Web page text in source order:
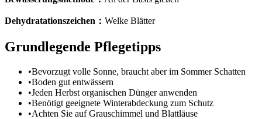
Dehydratationszeichen ： Welke Blätter
Grundlegende Pflegetipps
•Bevorzugt volle Sonne, braucht aber im Sommer Schatten
•Boden gut entwässern
•Jeden Herbst organischen Dünger anwenden
•Benötigt geeignete Winterabdeckung zum Schutz
•Achten Sie auf Grauschimmel und Blattläuse